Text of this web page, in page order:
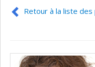
Retour à la liste